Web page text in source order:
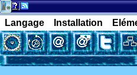
Langage
Installation